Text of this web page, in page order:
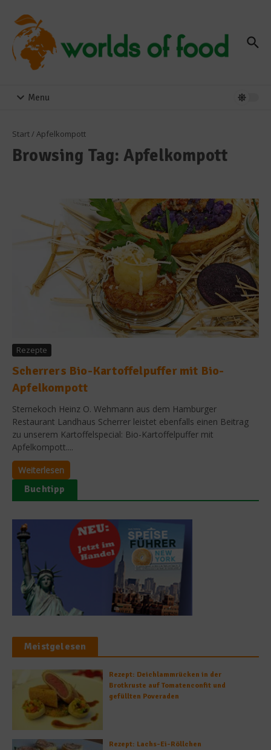
Menu
Start/ Apfelkompott
Browsing Tag: Apfelkompott
Rezepte
Scherrers Bio-Kartoffelpuffer mit Bio-
Apfelkompott
Sternekoch Heinz O. Wehmann aus dem Hamburger
Restaurant Landhaus Scherrer leistet ebenfalls einen Beitrag
zu unserem Kartoffelspecial: Bio-Kartoffelpuffer mit
Apfelkompott....
Weiterlesen
Buchtipp
Meistgelesen
Rezept: Deichlammrücken in der
Brotkruste auf Tomatenconfit und
gefüllten Poveraden
Rezept: Lachs-Ei-Röllchen